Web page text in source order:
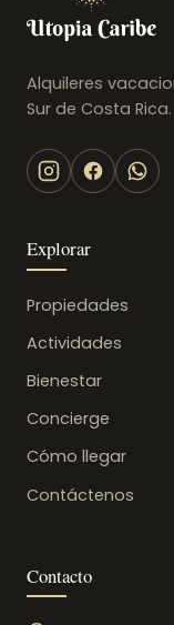
Alquileres
Sur de Costa Rica.
Explorar
Propiedades
Actividades
Bienestar
Concierge
Cómo llegar
Contáctenos
Contacto